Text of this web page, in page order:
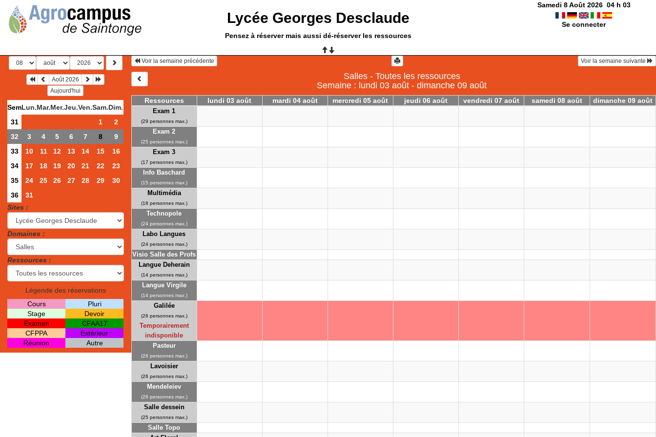
Lycée Georges Desclaude
Pensez à réserver mais aussi dé-réserver les ressources
Samedi 8 Août 2026 04h 03
Se connecter
Août 2026
Aujourd'hui
SemLun.Mar.Mer.Jeu.Ven.Sam.Dim.
31
1
2
32
3 4 5 6 7 8
9
33
10 11 12 13 14 15
16
34
17 18 19 20 21 22
23
35
24 25 26 27 28 29
30
36
31
Sites :
Domaines :
Ressources :
Légende des réservations
Cours
Pluri
Stage
Devoir
Examen
CFAA17
CFPPA
Extérieur
Réunion
Autre
Voir la semaine précédente Voir la semaine suivante
Salles - Toutes les ressources
Semaine : lundi 03 août - dimanche 09 août
Ressources lundi 03 août mardi 04 août mercredi 05 août jeudi 06 août vendredi 07 août samedi 08 août dimanche 09 août
Exam 1
(29 personnes max.)
Exam 2
(25 personnes max.)
Exam 3
(17 personnes max.)
Info Baschard
(15 personnes max.)
Multimédia
(18 personnes max.)
Technopole
(24 personnes max.)
Labo Langues
(24 personnes max.)
Visio Salle des Profs
Langue Deherain
(14 personnes max.)
Langue Virgile
(14 personnes max.)
Galilée
(26 personnes max.)
Temporairement
indisponible
Pasteur
(26 personnes max.)
Lavoisier
(26 personnes max.)
Mendeleiev
(26 personnes max.)
Salle dessein
(25 personnes max.)
Salle Topo